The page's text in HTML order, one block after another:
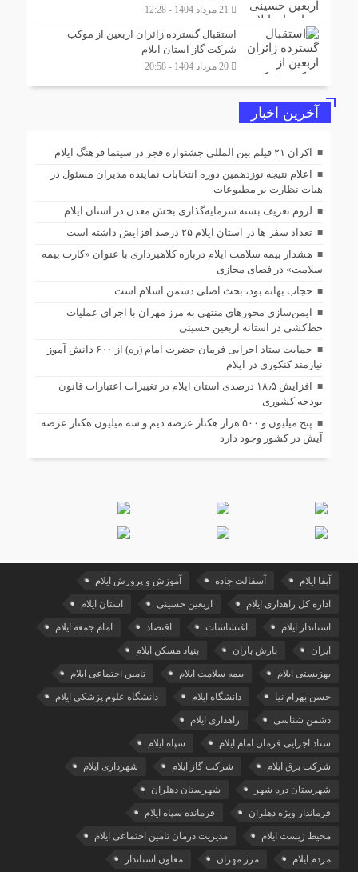
استقبال گسترده زائران اربعین از موکب
شرکت گاز استان ایلام
20 مرداد 1404 - 20:58
آخرین اخبار
اکران ۲۱ فیلم‌ بین المللی جشنواره فجر در سینما فرهنگ ایلام
اعلام نتیجه نوزدهمین دوره انتخابات نماینده مدیران مسئول در
هیات نظارت بر مطبوعات
لزوم تعریف بسته سرمایه‌گذاری بخش معدن در استان ایلام
تعداد سفر ها در استان ایلام ۲۵ درصد افزایش داشته است
هشدار بیمه سلامت ایلام درباره کلاهبرداری با عنوان «کارت بیمه
سلامت» در فضای مجازی
حجاب بهانه بود، بحث اصلی دشمن اسلام است
ایمن‌سازی محورهای منتهی به مرز مهران با اجرای عملیات
خط‌کشی در آستانه اربعین حسینی
حمایت ستاد اجرایی فرمان حضرت امام (ره) از ۶۰۰ دانش آموز
نیازمند کنکوری در ایلام
افزایش ۱۸٫۵ درصدی استان ایلام در تغییرات اعتبارات قانون
بودجه کشوری
پنج میلیون و ۵۰۰ هزار هکتار عرصه دیم و سه میلیون هکتار عرصه
آیش در کشور وجود دارد
آبفا ایلام آسفالت جاده آموزش و پرورش ایلام
اداره کل راهداری ایلام اربعین حسینی استان ایلام
استاندار ایلام اغتشاشات اقتصاد امام جمعه ایلام
ایران بارش باران بنیاد مسکن ایلام
بهزیستی ایلام بیمه سلامت ایلام تامین اجتماعی ایلام
حسن بهرام نیا دانشگاه ایلام دانشگاه علوم پزشکی ایلام
دشمن شناسی راهداری ایلام
ستاد اجرایی فرمان امام ایلام سپاه ایلام
شرکت برق ایلام شرکت گاز ایلام شهرداری ایلام
شهرستان دره شهر شهرستان دهلران
فرماندار ویژه دهلران فرمانده سپاه ایلام
محیط زیست ایلام مدیریت درمان تامین اجتماعی ایلام
مردم ایلام مرز مهران معاون استاندار